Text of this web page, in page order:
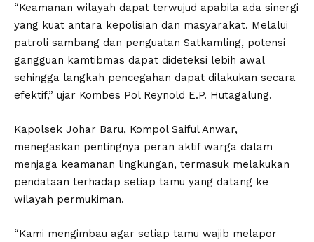
“Keamanan wilayah dapat terwujud apabila ada sinergi
yang kuat antara kepolisian dan masyarakat. Melalui
patroli sambang dan penguatan Satkamling, potensi
gangguan kamtibmas dapat dideteksi lebih awal
sehingga langkah pencegahan dapat dilakukan secara
efektif,” ujar Kombes Pol Reynold E.P. Hutagalung.
Kapolsek Johar Baru, Kompol Saiful Anwar,
menegaskan pentingnya peran aktif warga dalam
menjaga keamanan lingkungan, termasuk melakukan
pendataan terhadap setiap tamu yang datang ke
wilayah permukiman.
“Kami mengimbau agar setiap tamu wajib melapor